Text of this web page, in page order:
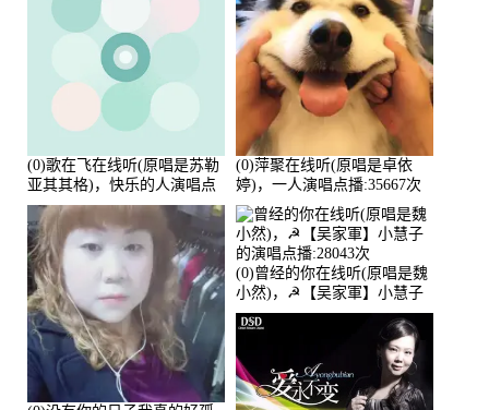
(0)歌在飞在线听(原唱是苏勒
亚其其格)，快乐的人演唱点
播:36次
(0)萍聚在线听(原唱是卓依
婷)，一人演唱点播:35667次
(0)曾经的你在线听(原唱是魏
小然)，☭【吴家軍】小慧子
的演唱点播:28043次